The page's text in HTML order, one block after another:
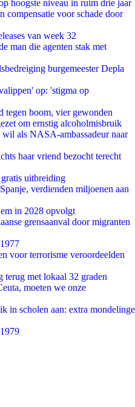
hoogste niveau in ruim drie jaar
compensatie voor schade door
van week 32
man die agenten stak met
burgemeester Depla
op: 'stigma op
tegen boom, vier gewonden
om ernstig alcoholmisbruik
als NASA-ambassadeur naar
haar vriend bezocht terecht
uitbreiding
verdienden miljoenen aan
in 2028 opvolgt
grensaanval door migranten
voor terrorisme veroordeelden
terug met lokaal 32 graden
moeten we onze
in scholen aan: extra mondelinge